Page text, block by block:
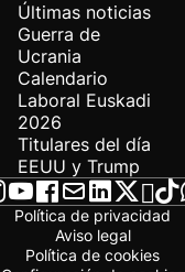
Últimas noticias
Guerra de
Ucrania
Calendario
Laboral Euskadi
2026
Titulares del día
EEUU y Trump
Política de privacidad
Aviso legal
Política de cookies